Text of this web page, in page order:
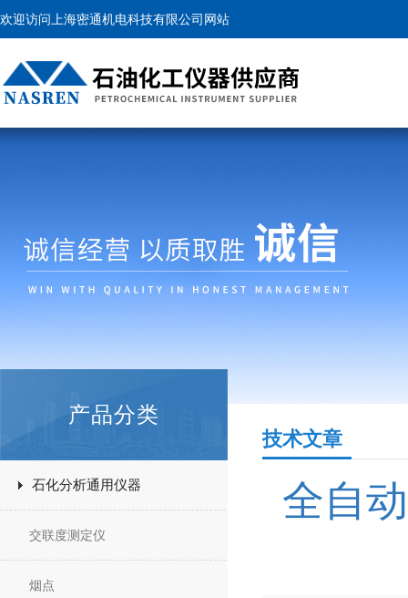
欢迎访问上海密通机电科技有限公司网站
产品分类
石化分析通用仪器
交联度测定仪
烟点
技术文章
全自